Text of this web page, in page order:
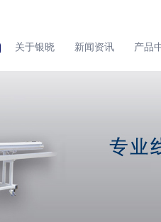
关于银晓 新闻资讯 产品